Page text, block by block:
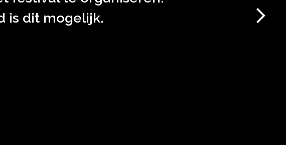
is dit mogelijk.